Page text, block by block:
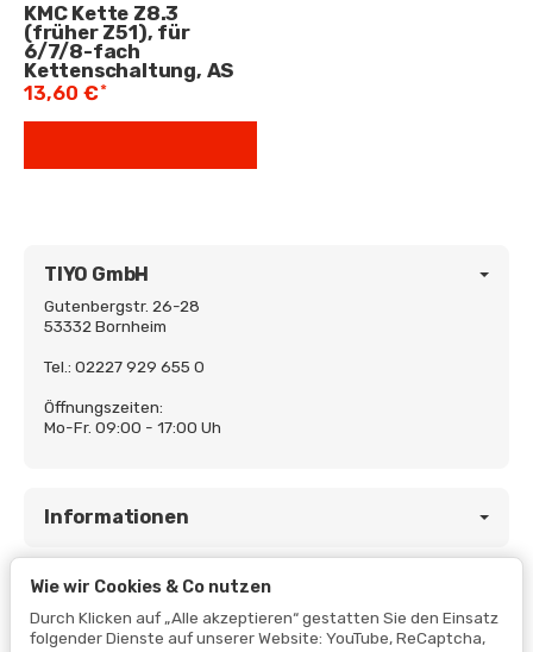
KMC Kette Z8.3
(früher Z51), für
6/7/8-fach
Kettenschaltung, AS
13,60 €*
TIYO GmbH
Gutenbergstr. 26-28
53332 Bornheim
Tel.: 02227 929 655 0
Öffnungszeiten:
Mo-Fr. 09:00 - 17:00 Uh
Informationen
Gesetzliche Informationen
Wie wir Cookies & Co nutzen
Durch Klicken auf „Alle akzeptieren“ gestatten Sie den Einsatz
folgender Dienste auf unserer Website: YouTube, ReCaptcha,